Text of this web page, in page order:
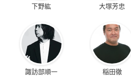
下野紘 大塚芳忠
諏訪部順一 稲田徹